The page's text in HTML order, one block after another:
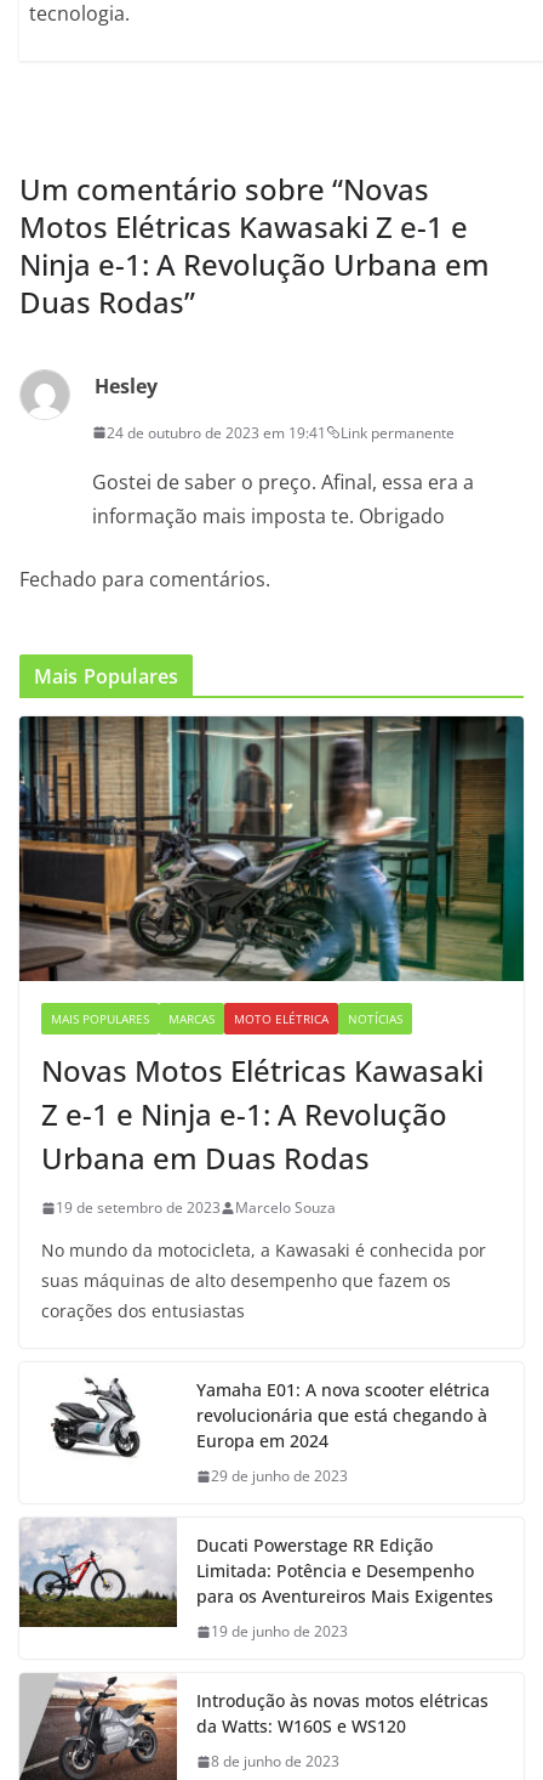
tecnologia.
Um comentário sobre “Novas
Motos Elétricas Kawasaki Z e-1 e
Ninja e-1: A Revolução Urbana em
Duas Rodas”
Hesley
24 de outubro de 2023 em 19:41 Link permanente
Gostei de saber o preço. Afinal, essa era a
informação mais imposta te. Obrigado
Fechado para comentários.
Mais Populares
MAIS POPULARES MARCAS MOTO ELÉTRICA NOTÍCIAS
Novas Motos Elétricas Kawasaki
Z e-1 e Ninja e-1: A Revolução
Urbana em Duas Rodas
19 de setembro de 2023 Marcelo Souza
No mundo da motocicleta, a Kawasaki é conhecida por
suas máquinas de alto desempenho que fazem os
corações dos entusiastas
Yamaha E01: A nova scooter elétrica
revolucionária que está chegando à
Europa em 2024
29 de junho de 2023
Ducati Powerstage RR Edição
Limitada: Potência e Desempenho
para os Aventureiros Mais Exigentes
19 de junho de 2023
Introdução às novas motos elétricas
da Watts: W160S e WS120
8 de junho de 2023